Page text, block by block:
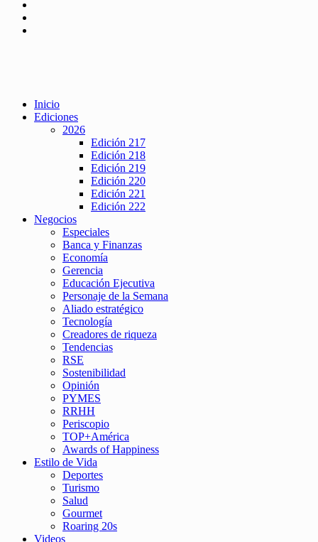
Inicio
Ediciones
2026
Edición 217
Edición 218
Edición 219
Edición 220
Edición 221
Edición 222
Negocios
Especiales
Banca y Finanzas
Economía
Gerencia
Educación Ejecutiva
Personaje de la Semana
Aliado estratégico
Tecnología
Creadores de riqueza
Tendencias
RSE
Sostenibilidad
Opinión
PYMES
RRHH
Periscopio
TOP+América
Awards of Happiness
Estilo de Vida
Deportes
Turismo
Salud
Gourmet
Roaring 20s
Videos